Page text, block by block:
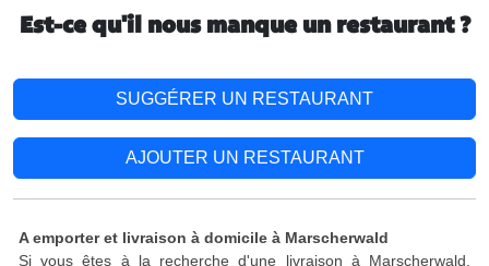
Est-ce qu'il nous manque un restaurant ?
SUGGÉRER UN RESTAURANT
AJOUTER UN RESTAURANT
A emporter et livraison à domicile à Marscherwald
Si vous êtes à la recherche d'une livraison à Marscherwald,